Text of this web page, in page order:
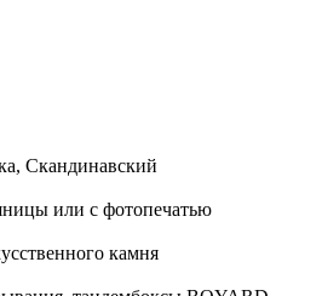
Скандинавский
или с фотопечатью
камня